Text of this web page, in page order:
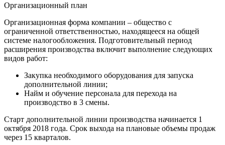
Организационный план
Организационная форма компании – общество с
ограниченной ответственностью, находящееся на общей
системе налогообложения. Подготовительный период
расширения производства включит выполнение следующих
видов работ:
Закупка необходимого оборудования для запуска
дополнительной линии;
Найм и обучение персонала для перехода на
производство в 3 смены.
Старт дополнительной линии производства начинается 1
октября 2018 года. Срок выхода на плановые объемы продаж
через 15 кварталов.